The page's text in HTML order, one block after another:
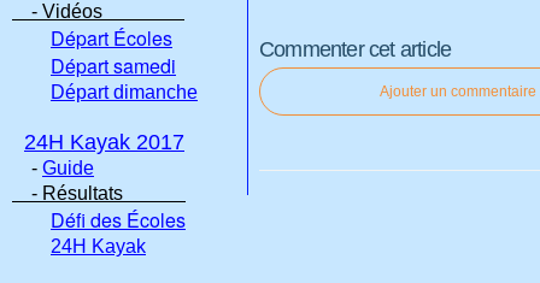
Commenter cet article
Ajouter un commentaire
- Vidéos
Départ Écoles
Départ samedi
Départ dimanche
24H Kayak 2017
- Guide
- Résultats
Défi des Écoles
24H Kayak